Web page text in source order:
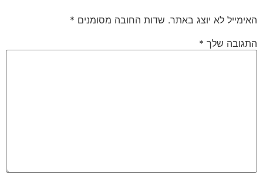
האימייל לא יוצג באתר. שדות החובה מסומנים *
התגובה שלך *